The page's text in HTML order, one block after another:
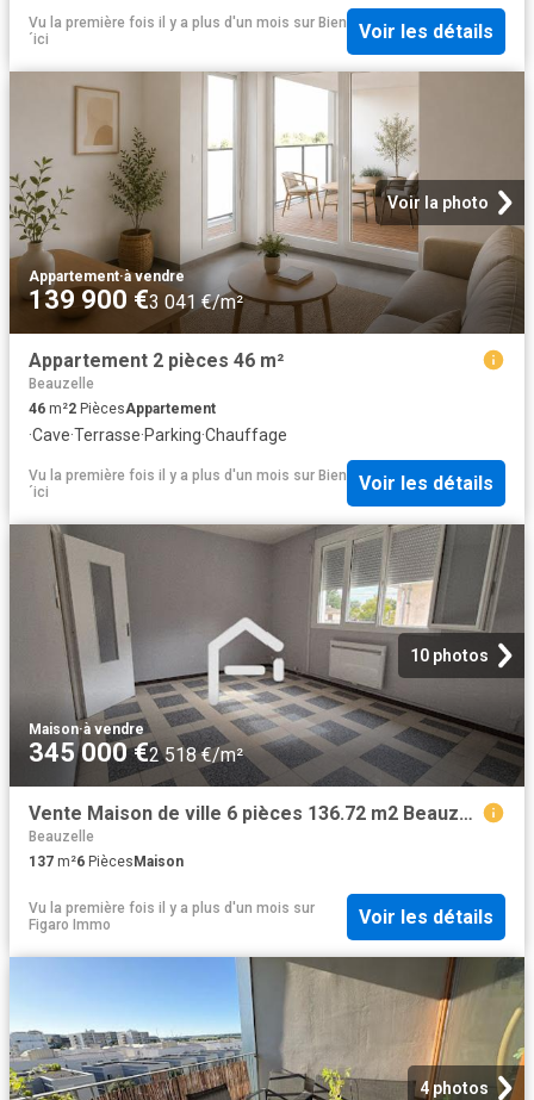
Vu la première fois il y a plus d'un mois sur Bien
´ici
Voir les détails
Voir la photo
Appartement·à vendre
139 900 €3 041 €/m²
Appartement 2 pièces 46 m²
Beauzelle
46 m²2 PiècesAppartement
·Cave·Terrasse·Parking·Chauffage
Vu la première fois il y a plus d'un mois sur Bien
´ici
Voir les détails
10 photos
Maison·à vendre
345 000 €2 518 €/m²
Vente Maison de ville 6 pièces 136.72 m2 Beauzelle
Beauzelle
137 m²6 PiècesMaison
Vu la première fois il y a plus d'un mois sur
Figaro Immo
Voir les détails
4 photos